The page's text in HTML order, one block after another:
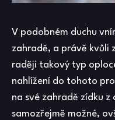
V podobném duchu
zahradě, a právě kvůli
raději takový typ
nahlížení do tohoto
na své zahradě zídku
samozřejmě možné,